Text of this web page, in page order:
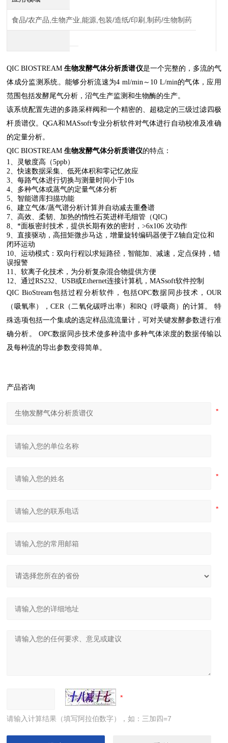
食品/农产品,生物产业,能源,包装/造纸/印刷,制药/生物制药
QIC BIOSTREAM生物发酵气体分析质谱仪是一个完整的，多流的气
体成分监测系统。能够分析流速为4 ml/min～10 L/min的气体，应用
范围包括发酵尾气分析，沼气生产监测和生物酶的生产。
该系统配置先进的多路采样阀和一个精密的、超稳定的三级过滤四极
杆质谱仪。QGA和MASsoft专业分析软件对气体进行自动校准及准确
的定量分析。
QIC BIOSTREAM生物发酵气体分析质谱仪的特点：
1、灵敏度高（5ppb）
2、快速数据采集、低死体积和零记忆效应
3、每路气体进行切换与测量时间小于10s
4、多种气体或蒸气的定量气体分析
5、智能谱库扫描功能
6、建立气体/蒸气谱分析计算并自动减去重叠谱
7、高效、柔韧、加热的惰性石英进样毛细管（QIC)
8、*面板密封技术，提供长期有效的密封，>6x106 次动作
9、直接驱动，高扭矩微步马达，增量旋转编码器便于Z轴自定位和
闭环运动
10、运动模式：双向行程以求短路径，智能加、减速，定点保持，错
误报警
11、软离子化技术，为分析复杂混合物提供方便
12、通过RS232、USB或Ethernet连接计算机，MASsoft软件控制
QIC BioStream包括过程分析软件，包括OPC数据同步技术，OUR
（吸氧率），CER（二氧化碳呼出率）和RQ（呼吸商）的计算。 特
殊选项包括一个集成的选定样品流流量计，可对关键发酵参数进行准
确分析。 OPC数据同步技术使多种流中多种气体浓度的数据传输以
及每种流的导出参数变得简单。
产品咨询
请输入计算结果（填写阿拉伯数字），如：三加四=7